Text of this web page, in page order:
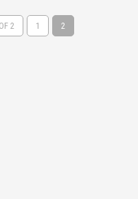
2 1 2